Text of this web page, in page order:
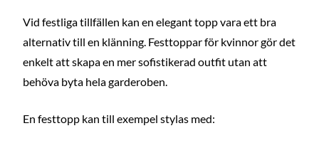
Vid festliga tillfällen kan en elegant topp vara ett bra
alternativ till en klänning. Festtoppar för kvinnor gör det
enkelt att skapa en mer sofistikerad outfit utan att
behöva byta hela garderoben.
En festtopp kan till exempel stylas med: